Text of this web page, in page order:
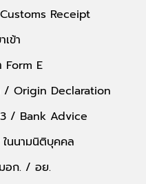
Receipt
ข้า
Form E
/ Origin Declaration
/ Bank Advice
ในนามนิติบุคคล
อก. / อย.